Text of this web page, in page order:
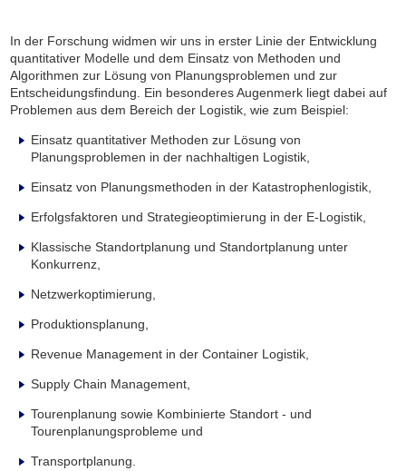
In der Forschung widmen wir uns in erster Linie der Entwicklung
quantitativer Modelle und dem Einsatz von Methoden und
Algorithmen zur Lösung von Planungsproblemen und zur
Entscheidungsfindung. Ein besonderes Augenmerk liegt dabei auf
Problemen aus dem Bereich der Logistik, wie zum Beispiel:
Einsatz quantitativer Methoden zur Lösung von
Planungsproblemen in der nachhaltigen Logistik,
Einsatz von Planungsmethoden in der Katastrophenlogistik,
Erfolgsfaktoren und Strategieoptimierung in der E-Logistik,
Klassische Standortplanung und Standortplanung unter
Konkurrenz,
Netzwerkoptimierung,
Produktionsplanung,
Revenue Management in der Container Logistik,
Supply Chain Management,
Tourenplanung sowie Kombinierte Standort - und
Tourenplanungsprobleme und
Transportplanung.